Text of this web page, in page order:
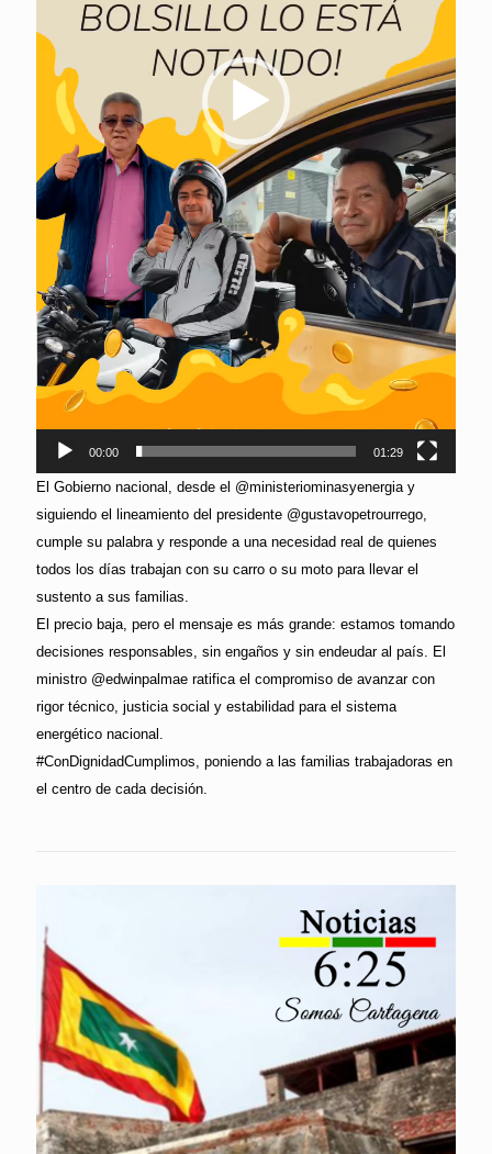
00:00 01:29
El Gobierno nacional, desde el @ministeriominasyenergia y
siguiendo el lineamiento del presidente @gustavopetrourrego,
cumple su palabra y responde a una necesidad real de quienes
todos los días trabajan con su carro o su moto para llevar el
sustento a sus familias.
El precio baja, pero el mensaje es más grande: estamos tomando
decisiones responsables, sin engaños y sin endeudar al país. El
ministro @edwinpalmae ratifica el compromiso de avanzar con
rigor técnico, justicia social y estabilidad para el sistema
energético nacional.
#ConDignidadCumplimos, poniendo a las familias trabajadoras en
el centro de cada decisión.